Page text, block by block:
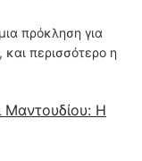
πρόκληση για
περισσότερο η
Μαντουδίου: Η